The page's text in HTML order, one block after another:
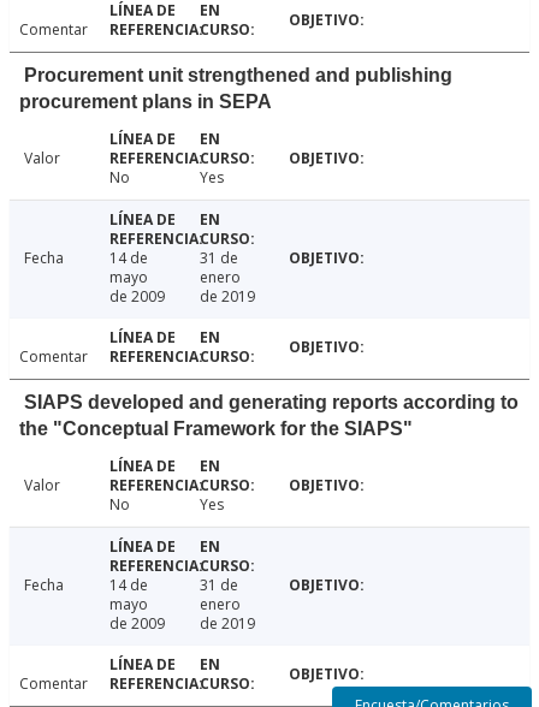
Comentar
Procurement unit strengthened and publishing
procurement plans in SEPA
Valor
No
Yes
Fecha
14 de
mayo
de 2009
31 de
enero
de 2019
Comentar
SIAPS developed and generating reports according to
the "Conceptual Framework for the SIAPS"
Valor
No
Yes
Fecha
14 de
mayo
de 2009
31 de
enero
de 2019
Comentar